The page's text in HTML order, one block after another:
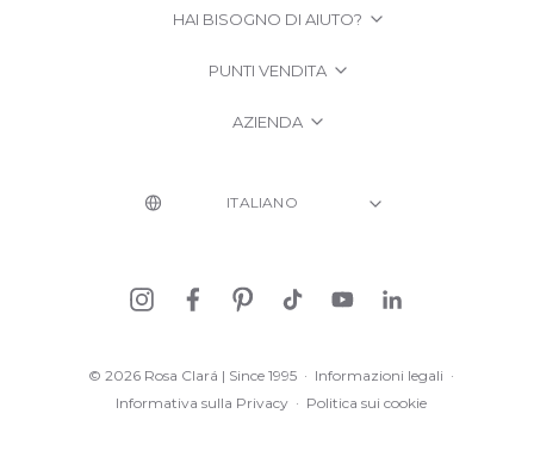
HAI BISOGNO DI AIUTO?
PUNTI VENDITA
AZIENDA
© 2026 Rosa Clará | Since 1995 · Informazioni legali ·
Informativa sulla Privacy · Politica sui cookie